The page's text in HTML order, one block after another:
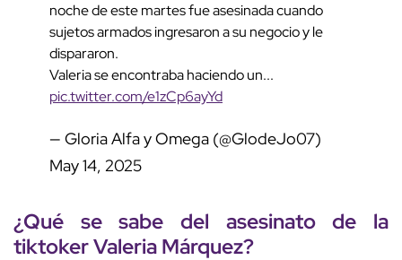
noche de este martes fue asesinada cuando
sujetos armados ingresaron a su negocio y le
dispararon.
Valeria se encontraba haciendo un...
pic.twitter.com/e1zCp6ayYd
— Gloria Alfa y Omega (@GlodeJo07)
May 14, 2025
¿Qué se sabe del asesinatode la
tiktokerValeriaMárquez?